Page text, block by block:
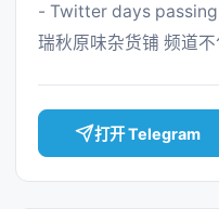
- Twitter days
瑞秋原味杂货铺 频道
打开 Telegram